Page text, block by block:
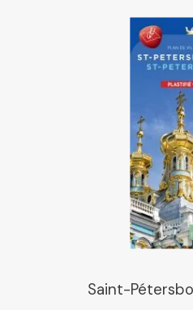
E
Saint-